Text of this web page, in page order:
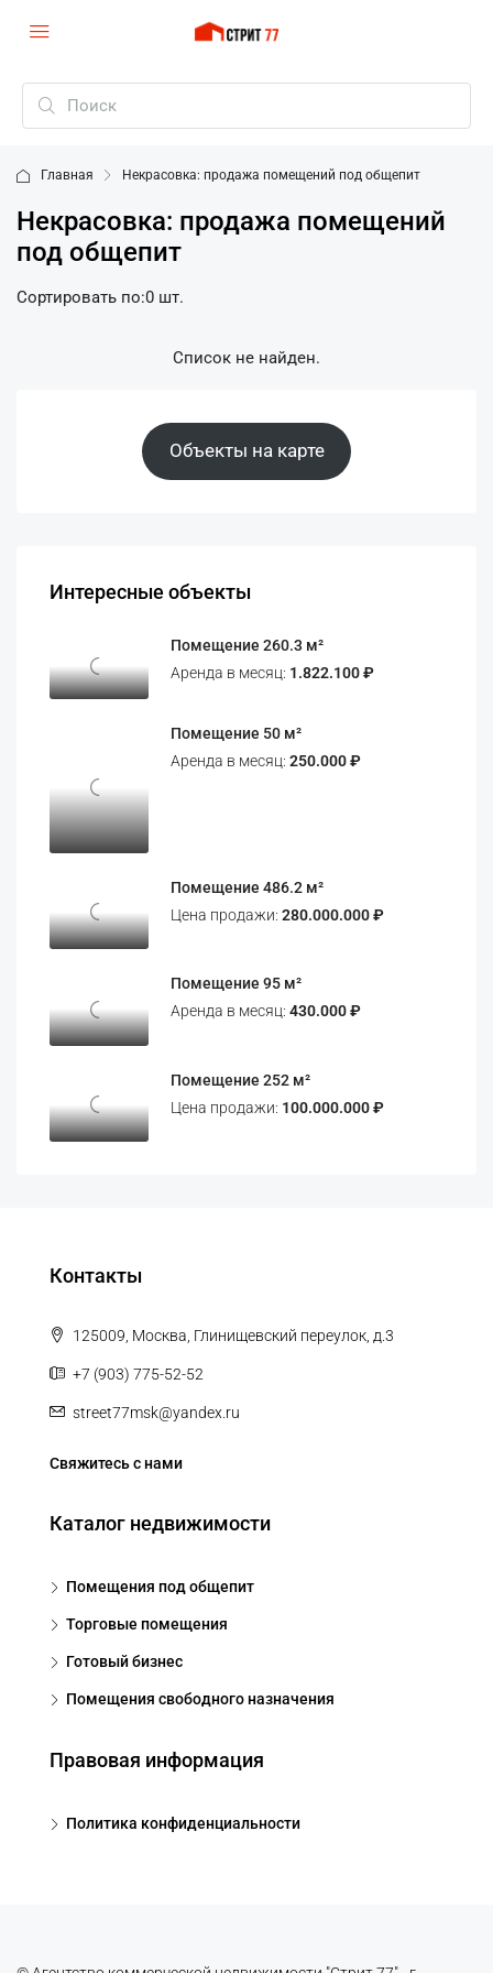
Главная Некрасовка: продажа помещений под общепит
Некрасовка: продажа помещений
под общепит
0 шт.
Сортировать по:
Список не найден.
Объекты на карте
Интересные объекты
Помещение 260.3 м²
Аренда в месяц: 1.822.100 ₽
Помещение 50 м²
Аренда в месяц: 250.000 ₽
Помещение 486.2 м²
Цена продажи: 280.000.000 ₽
Помещение 95 м²
Аренда в месяц: 430.000 ₽
Помещение 252 м²
Цена продажи: 100.000.000 ₽
Контакты
125009, Москва, Глинищевский переулок, д.3
+7 (903) 775-52-52
street77msk@yandex.ru
Свяжитесь с нами
Каталог недвижимости
Помещения под общепит
Торговые помещения
Готовый бизнес
Помещения свободного назначения
Правовая информация
Политика конфиденциальности